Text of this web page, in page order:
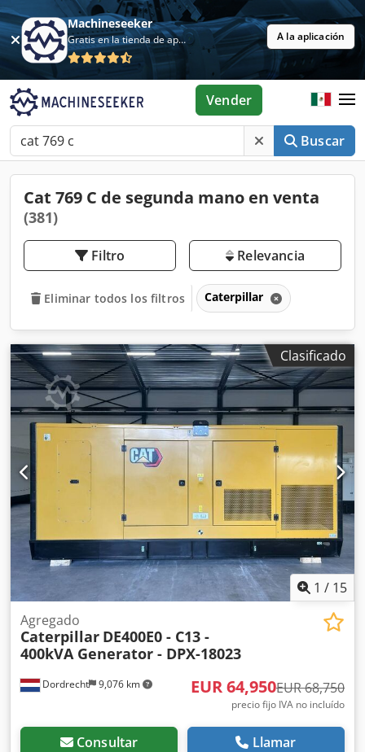
Machineseeker
Gratis en la tienda de aplicaciones A la aplicación
Buscar
Vender
Cat 769 C de segunda mano en venta
(381)
Filtro Relevancia
Eliminar todos los filtros Caterpillar
Clasificado
1 / 15
Dordrecht 9,076 km
Agregado
Caterpillar DE400E0 - C13 -
400kVA Generator - DPX-18023
EUR 64,950EUR 68,750
precio fijo IVA no incluído
Consultar Llamar